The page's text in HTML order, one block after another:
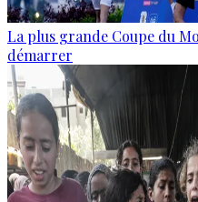
La plus grande Coupe du
démarrer